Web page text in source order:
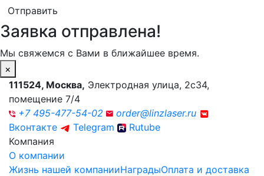
Отправить
Заявка отправлена!
Мы свяжемся с Вами в ближайшее время.
×
111524, Москва, Электродная улица, 2с34,
помещение 7/4
+7 495-477-54-02
order@linzlaser.ru
Вконтакте
Telegram
Rutube
Компания
О компании
Жизнь нашей компанииНаградыОплата и доставка